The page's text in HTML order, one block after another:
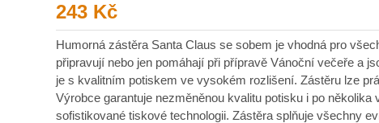
243 Kč
Humorná zástěra Santa Claus se sobem je vhodná pro
připravují nebo jen pomáhají při přípravě Vánoční večeře a
je s kvalitním potiskem ve vysokém rozlišení. Zástěru lze
Výrobce garantuje nezměněnou kvalitu potisku i po několika
sofistikované tiskové technologii. Zástěra splňuje všechny